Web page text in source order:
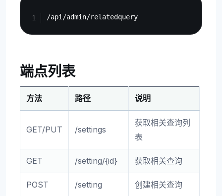
端点列表
方法 路径 说明
GET/PUT /settings
获取相关查询列
表
GET /setting/{id} 获取相关查询
POST /setting 创建相关查询